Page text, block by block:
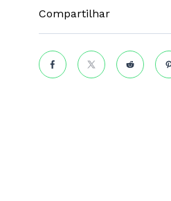
Compartilhar